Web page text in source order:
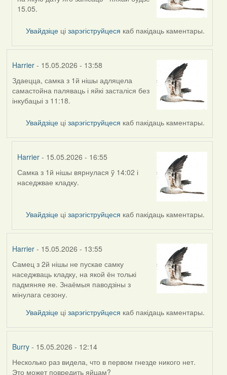
reply
to
Ксения
15.05.
Увайдзіце цізарэгіструйцеся каб пакідаць каментары.
Harrier- 15.05.2026 - 13:58
Здаецца, самка з 1й нішы адляцела
самастойна паляваць і яйкі засталіся без
інкубацыі з 11:18.
Увайдзіце цізарэгіструйцеся каб пакідаць каментары.
Harrier - 15.05.2026 - 16:55
In
reply
Harrier
Самка з 1й нішы вярнулася ў 14:02 і
наседжвае кладку.
Увайдзіце цізарэгіструйцеся каб пакідаць каментары.
Harrier- 15.05.2026 - 13:55
Самец з 2й нішы не пускае самку
наседжваць кладку, на якой ён толькі
падмяняе яе. Знаёмыя паводзіны з
мінулага сезону.
Увайдзіце цізарэгіструйцеся каб пакідаць каментары.
Burry- 15.05.2026 - 12:14
Несколько раз видела, что в первом гнезде никого нет.
Это может повредить яйцам?